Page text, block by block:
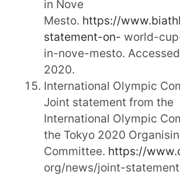
in Nove
Mesto. https://
statement-on- world-
in-nove-mesto.
2020.
International Olympic
Joint statement from the
International Olympic
the Tokyo 2020
Committee. https://
org/news/joint-